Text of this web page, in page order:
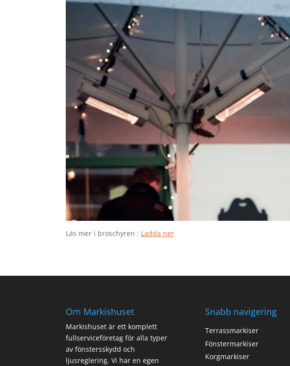
Läs mer i broschyren : Ladda ner
Om Markishuset
Markishuset är ett komplett
fullserviceföretag för alla typer
av fönstersskydd och
ljusreglering. Vi har en egen
Snabb navigering
Terrassmarkiser
Fönstermarkiser
Korgmarkiser